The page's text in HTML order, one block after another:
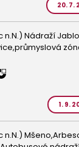
20. 7.
n.N.) Nádraží
1. 9.
n.N.)